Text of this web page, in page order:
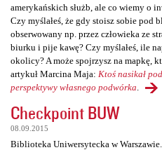
amerykańskich służb, ale co wiemy o
Czy myślałeś, że gdy stoisz sobie pod
obserwowany np. przez człowieka ze
biurku i pije kawę? Czy myślałeś, ile
okolicy? A może spojrzysz na mapkę,
artykuł Marcina Maja: Ktoś nasikał
perspektywy własnego podwórka
Checkpoint BUW
08.09.2015
Biblioteka Uniwersytecka w